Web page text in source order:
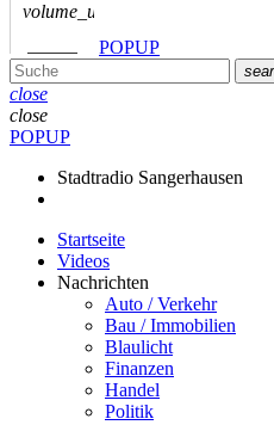
volume_up
POPUP
close
close
POPUP
Stadtradio Sangerhausen
Startseite
Videos
Nachrichten
Auto / Verkehr
Bau / Immobilien
Blaulicht
Finanzen
Handel
Politik